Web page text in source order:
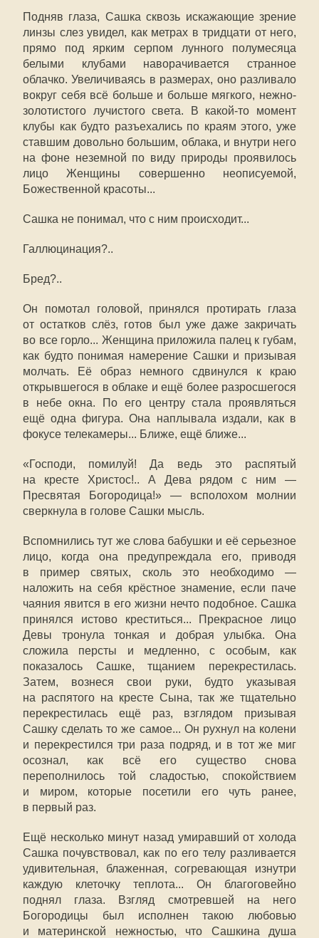
Подняв глаза, Сашка сквозь искажающие зрение
линзы слез увидел, как метрах в тридцати от него,
прямо под ярким серпом лунного полумесяца
белыми клубами наворачивается странное
облачко. Увеличиваясь в размерах, оно разливало
вокруг себя всё больше и больше мягкого, нежно-
золотистого лучистого света. В какой-то момент
клубы как будто разъехались по краям этого, уже
ставшим довольно большим, облака, и внутри него
на фоне неземной по виду природы проявилось
лицо Женщины совершенно неописуемой,
Божественной красоты...
Сашка не понимал, что с ним происходит...
Галлюцинация?..
Бред?..
Он помотал головой, принялся протирать глаза
от остатков слёз, готов был уже даже закричать
во все горло... Женщина приложила палец к губам,
как будто понимая намерение Сашки и призывая
молчать. Её образ немного сдвинулся к краю
открывшегося в облаке и ещё более разросшегося
в небе окна. По его центру стала проявляться
ещё одна фигура. Она наплывала издали, как в
фокусе телекамеры... Ближе, ещё ближе...
«Господи, помилуй! Да ведь это распятый
на кресте Христос!.. А Дева рядом с ним —
Пресвятая Богородица!» — всполохом молнии
сверкнула в голове Сашки мысль.
Вспомнились тут же слова бабушки и её серьезное
лицо, когда она предупреждала его, приводя
в пример святых, сколь это необходимо —
наложить на себя крёстное знамение, если паче
чаяния явится в его жизни нечто подобное. Сашка
принялся истово креститься... Прекрасное лицо
Девы тронула тонкая и добрая улыбка. Она
сложила персты и медленно, с особым, как
показалось Сашке, тщанием перекрестилась.
Затем, вознеся свои руки, будто указывая
на распятого на кресте Сына, так же тщательно
перекрестилась ещё раз, взглядом призывая
Сашку сделать то же самое... Он рухнул на колени
и перекрестился три раза подряд, и в тот же миг
осознал, как всё его существо снова
переполнилось той сладостью, спокойствием
и миром, которые посетили его чуть ранее,
в первый раз.
Ещё несколько минут назад умиравший от холода
Сашка почувствовал, как по его телу разливается
удивительная, блаженная, согревающая изнутри
каждую клеточку теплота... Он благоговейно
поднял глаза. Взгляд смотревшей на него
Богородицы был исполнен такою любовью
и материнской нежностью, что Сашкина душа